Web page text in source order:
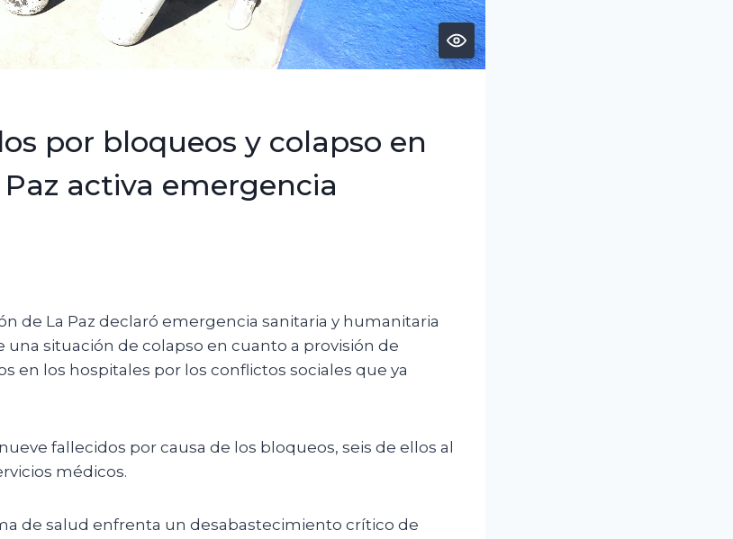
por bloqueos y colapso en
activa emergencia
de La Paz declaró emergencia sanitaria y humanitaria
una situación de colapso en cuanto a provisión de
en los hospitales por los conflictos sociales que ya
fallecidos por causa de los bloqueos, seis de ellos al
médicos.
de salud enfrenta un desabastecimiento crítico de